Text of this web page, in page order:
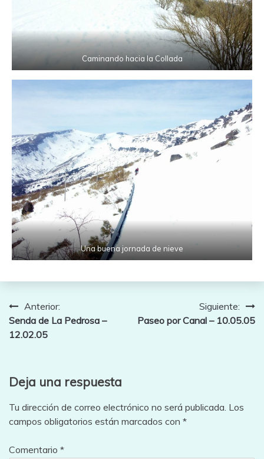
Caminando hacia la Collada
Una buena jornada de nieve
Navegación
de
Anterior:
Senda de La Pedrosa –
12.02.05
Siguiente:
Paseo por Canal – 10.05.05
Deja una respuesta
Tu dirección de correo electrónico no será publicada. Los
campos obligatorios están marcados con *
Comentario *